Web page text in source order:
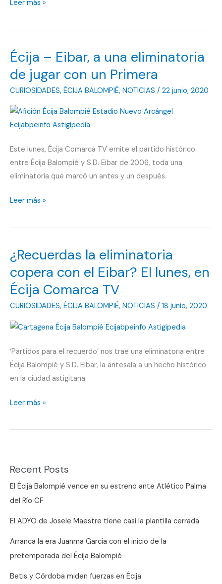
Écija
0
(5-
4):
magia
volvió
a
Pablo
Leer más »
Écija – Eibar, a una eliminatoria
de jugar con un Primera
CURIOSIDADES, ÉCIJA BALOMPIÉ, NOTICIAS / 22 junio, 2020
Este lunes, Écija Comarca TV emite el partido histórico
entre Écija Balompié y S.D. Eibar de 2006, toda una
eliminatoria que marcó un antes y un después.
Écija
Eibar,
una
de
jugar
con
un
Leer más »
¿Recuerdas la eliminatoria
copera con el Eibar? El lunes, en
Écija Comarca TV
CURIOSIDADES, ÉCIJA BALOMPIÉ, NOTICIAS / 18 junio, 2020
‘Partidos para el recuerdo’ nos trae una eliminatoria entre
Écija Balompié y S.D. Eibar, la antesala a un hecho histórico
en la ciudad astigitana.
¿Recuerdas
eliminatoria
el
Eibar?
El
en
Écija
Leer más »
Recent Posts
El Écija Balompié vence en su estreno ante Atlético Palma
del Río CF
El ADYO de Josele Maestre tiene casi la plantilla cerrada
Arranca la era Juanma García con el inicio de la
pretemporada del Écija Balompié
Betis y Córdoba miden fuerzas en Écija